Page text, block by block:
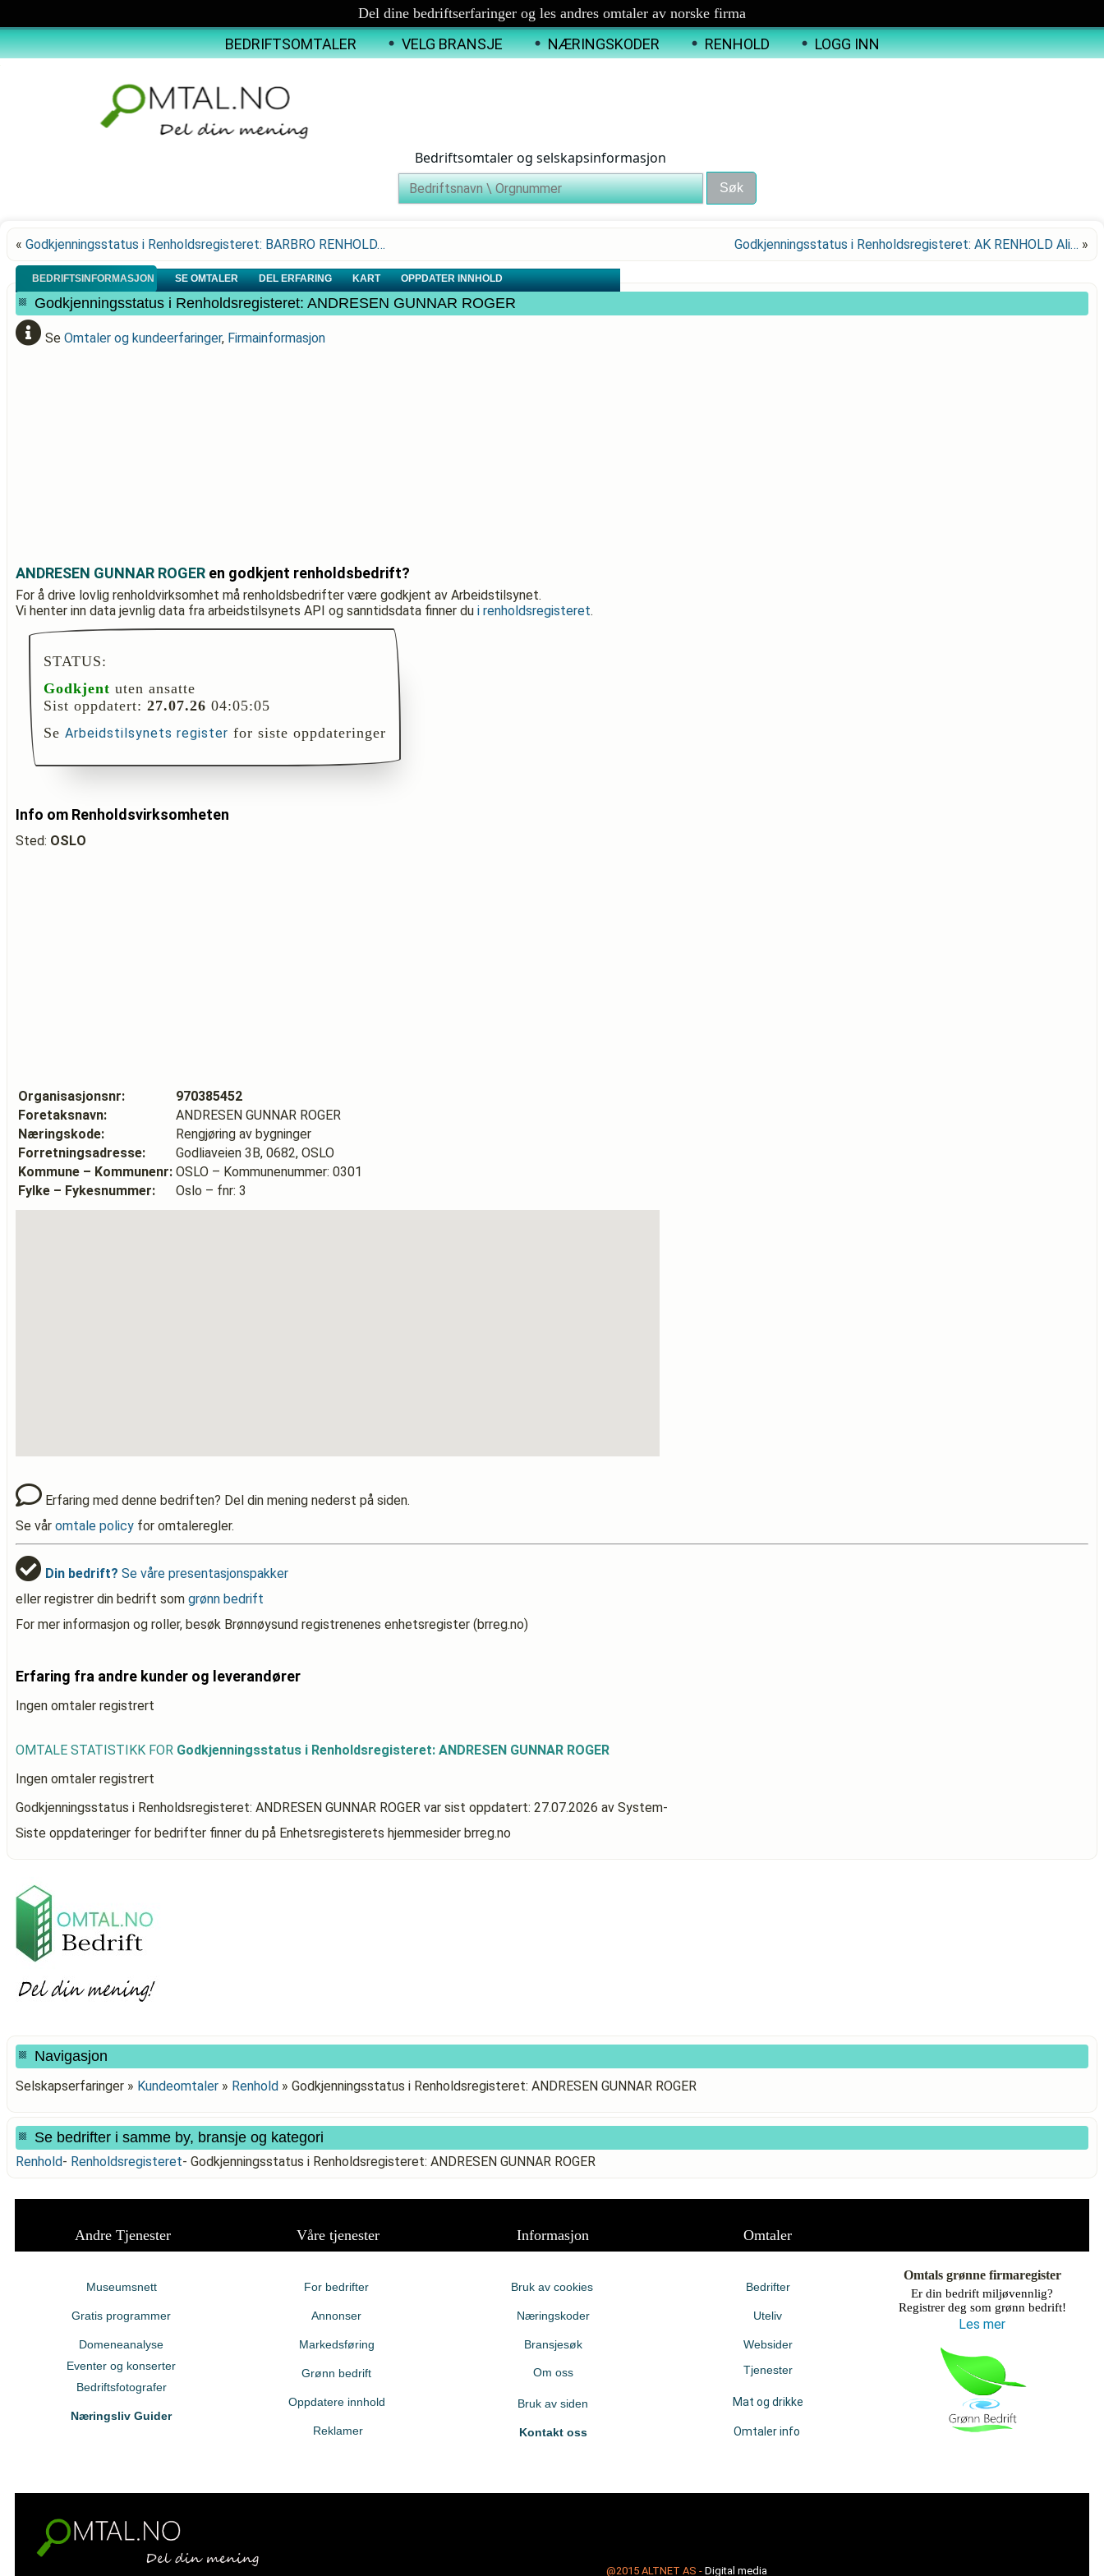
Del dine bedriftserfaringer og les andres omtaler av norske firma
BEDRIFTSOMTALER VELG BRANSJE NÆRINGSKODER RENHOLD LOGG INN
Bedriftsomtaler og selskapsinformasjon
« Godkjenningsstatus i Renholdsregisteret: BARBRO RENHOLD… Godkjenningsstatus i Renholdsregisteret: AK RENHOLD Ali… »
BEDRIFTSINFORMASJON SE OMTALER DEL ERFARING KART OPPDATER INNHOLD
Godkjenningsstatus i Renholdsregisteret: ANDRESEN GUNNAR ROGER
Se Omtaler og kundeerfaringer, Firmainformasjon
ANDRESEN GUNNAR ROGER en godkjent renholdsbedrift?
For å drive lovlig renholdvirksomhet må renholdsbedrifter være godkjent av Arbeidstilsynet.
Vi henter inn data jevnlig data fra arbeidstilsynets API og sanntidsdata finner du i renholdsregisteret.
STATUS:
Godkjent uten ansatte
Sist oppdatert: 27.07.26 04:05:05
Se Arbeidstilsynets register for siste oppdateringer
Info om Renholdsvirksomheten
Sted: OSLO
Organisasjonsnr:
970385452
Foretaksnavn:
ANDRESEN GUNNAR ROGER
Næringskode:
Rengjøring av bygninger
Forretningsadresse:
Godliaveien 3B, 0682, OSLO
Kommune – Kommunenr: OSLO – Kommunenummer: 0301
Fylke – Fykesnummer:
Oslo – fnr: 3
Erfaring med denne bedriften? Del din mening nederst på siden.
Se vår omtale policy for omtaleregler.
Din bedrift? Se våre presentasjonspakker
eller registrer din bedrift som grønn bedrift
For mer informasjon og roller, besøk Brønnøysund registrenenes enhetsregister (brreg.no)
Erfaring fra andre kunder og leverandører
Ingen omtaler registrert
OMTALE STATISTIKK FOR Godkjenningsstatus i Renholdsregisteret: ANDRESEN GUNNAR ROGER
Ingen omtaler registrert
Godkjenningsstatus i Renholdsregisteret: ANDRESEN GUNNAR ROGER var sist oppdatert: 27.07.2026 av System-
Siste oppdateringer for bedrifter finner du på Enhetsregisterets hjemmesider brreg.no
Navigasjon
Selskapserfaringer » Kundeomtaler » Renhold » Godkjenningsstatus i Renholdsregisteret: ANDRESEN GUNNAR ROGER
Se bedrifter i samme by, bransje og kategori
Renhold- Renholdsregisteret- Godkjenningsstatus i Renholdsregisteret: ANDRESEN GUNNAR ROGER
Andre Tjenester Våre tjenester Informasjon Omtaler
Museumsnett
Gratis programmer
Domeneanalyse
Eventer og konserter
Bedriftsfotografer
Næringsliv Guider
For bedrifter
Annonser
Markedsføring
Grønn bedrift
Oppdatere innhold
Reklamer
Bruk av cookies
Næringskoder
Bransjesøk
Om oss
Bruk av siden
Kontakt oss
Bedrifter
Uteliv
Websider
Tjenester
Mat og drikke
Omtaler info
Omtals grønne firmaregister
Er din bedrift miljøvennlig?
Registrer deg som grønn bedrift!
Les mer
@2015 ALTNET AS - Digital media